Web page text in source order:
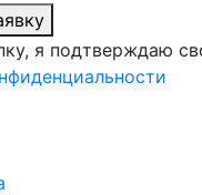
я подтверждаю